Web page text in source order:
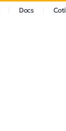
Docs